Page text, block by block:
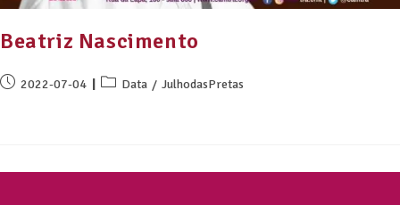
Beatriz Nascimento
2022-07-04 Data / JulhodasPretas